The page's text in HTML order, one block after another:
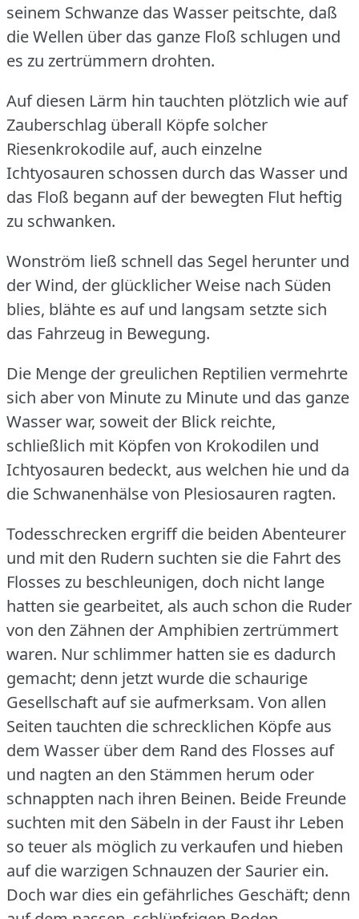
seinem Schwanze das Wasser peitschte, daß
die Wellen über das ganze Floß schlugen und
es zu zertrümmern drohten.
Auf diesen Lärm hin tauchten plötzlich wie auf
Zauberschlag überall Köpfe solcher
Riesenkrokodile auf, auch einzelne
Ichtyosauren schossen durch das Wasser und
das Floß begann auf der bewegten Flut heftig
zu schwanken.
Wonström ließ schnell das Segel herunter und
der Wind, der glücklicher Weise nach Süden
blies, blähte es auf und langsam setzte sich
das Fahrzeug in Bewegung.
Die Menge der greulichen Reptilien vermehrte
sich aber von Minute zu Minute und das ganze
Wasser war, soweit der Blick reichte,
schließlich mit Köpfen von Krokodilen und
Ichtyosauren bedeckt, aus welchen hie und da
die Schwanenhälse von Plesiosauren ragten.
Todesschrecken ergriff die beiden Abenteurer
und mit den Rudern suchten sie die Fahrt des
Flosses zu beschleunigen, doch nicht lange
hatten sie gearbeitet, als auch schon die Ruder
von den Zähnen der Amphibien zertrümmert
waren. Nur schlimmer hatten sie es dadurch
gemacht; denn jetzt wurde die schaurige
Gesellschaft auf sie aufmerksam. Von allen
Seiten tauchten die schrecklichen Köpfe aus
dem Wasser über dem Rand des Flosses auf
und nagten an den Stämmen herum oder
schnappten nach ihren Beinen. Beide Freunde
suchten mit den Säbeln in der Faust ihr Leben
so teuer als möglich zu verkaufen und hieben
auf die warzigen Schnauzen der Saurier ein.
Doch war dies ein gefährliches Geschäft; denn